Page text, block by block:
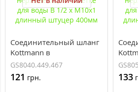
Соединительный шланг
Kottmann в
нержавеющей оплетке
для воды В 1/2 x М10х1
длинный штуцер 400мм
GS8040.449.467
121 грн.
для
133